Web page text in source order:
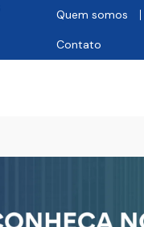
Quem somos
Contato